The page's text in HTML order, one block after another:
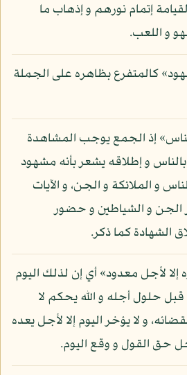
إتمام نورهم و إذهاب ما
و اللعب.
كالمتفرع بظاهره على الجملة
إذ الجمع يوجب المشاهدة
و إطلاقه يشعر بأنه مشهود
و الملائكة و الجن، و الآيات
الجن و الشياطين و حضور
الشهادة كما ذكر.
إلا لأجل معدود» أي إن لذلك اليوم
قبل حلول أجله و الله يحكم لا
و لا يؤخر اليوم إلا لأجل يعده
حق القول و وقع اليوم.